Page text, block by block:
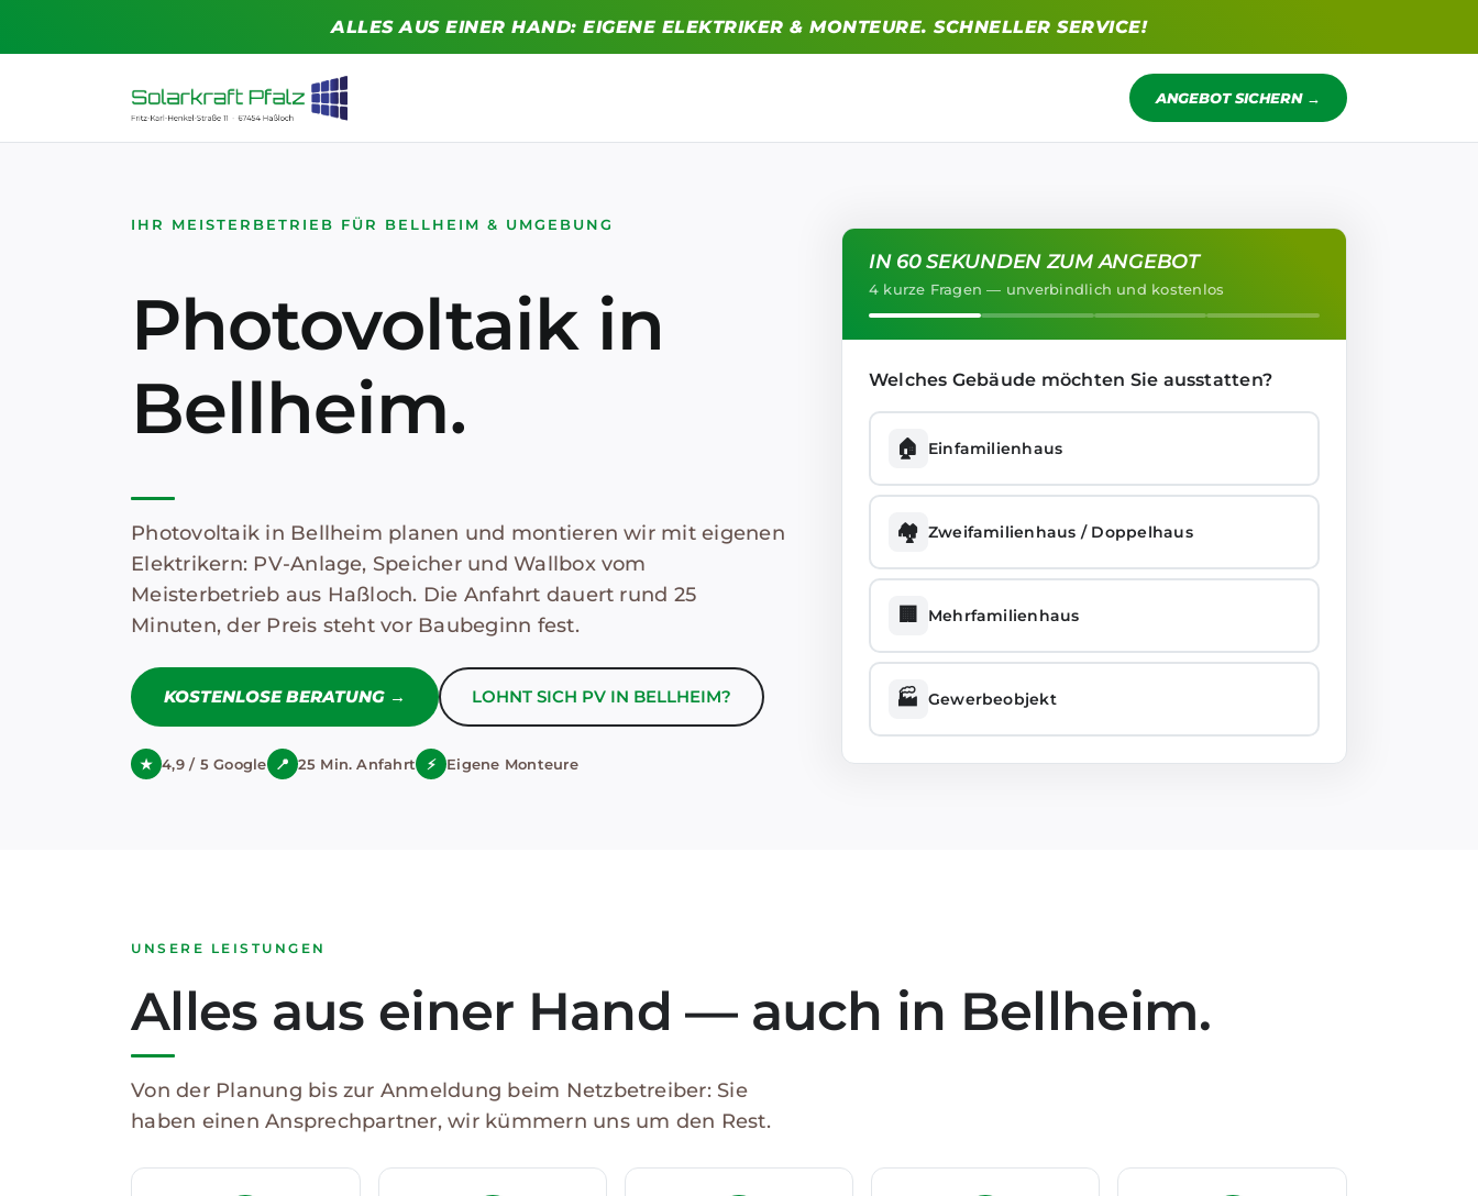
ALLES AUS EINER HAND: EIGENE ELEKTRIKER & MONTEURE. SCHNELLER SERVICE!
ANGEBOT SICHERN →
IHR MEISTERBETRIEB FÜR BELLHEIM & UMGEBUNG
Photovoltaik in
Bellheim.
Photovoltaik in Bellheim planen und montieren wir mit eigenen
Elektrikern: PV-Anlage, Speicher und Wallbox vom
Meisterbetrieb aus Haßloch. Die Anfahrt dauert rund 25
Minuten, der Preis steht vor Baubeginn fest.
KOSTENLOSE BERATUNG → LOHNT SICH PV IN BELLHEIM?
★ 4,9 / 5 Google 📍 25 Min. Anfahrt ⚡ Eigene Monteure
IN 60 SEKUNDEN ZUM ANGEBOT
4 kurze Fragen — unverbindlich und kostenlos
Welches Gebäude möchten Sie ausstatten?
🏠 Einfamilienhaus
🏘️ Zweifamilienhaus / Doppelhaus
🏢 Mehrfamilienhaus
🏭 Gewerbeobjekt
UNSERE LEISTUNGEN
Alles aus einer Hand — auch in Bellheim.
Von der Planung bis zur Anmeldung beim Netzbetreiber: Sie
haben einen Ansprechpartner, wir kümmern uns um den Rest.